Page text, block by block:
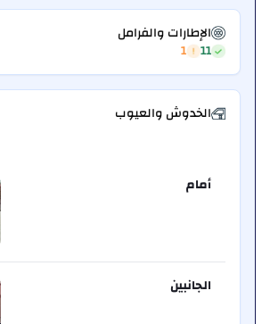
الإطارات والفرامل
11
1
الخدوش والعيوب
أمام
الجانبين